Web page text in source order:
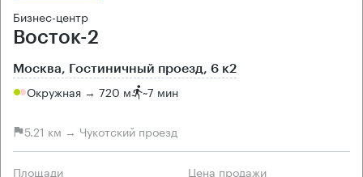
Бизнес-центр
Восток-2
Москва, Гостиничный проезд, 6 к2
Окружная → 720 м ~7 мин
5.21 км → Чукотский проезд
Площади Цена продажи